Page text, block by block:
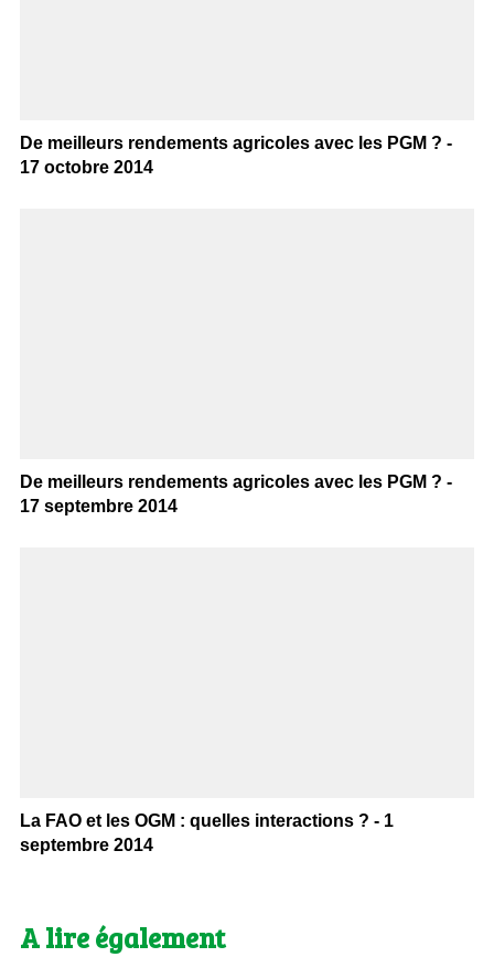
De meilleurs rendements agricoles avec les PGM ? -
17 octobre 2014
De meilleurs rendements agricoles avec les PGM ? -
17 septembre 2014
La FAO et les OGM : quelles interactions ? - 1
septembre 2014
A lire également